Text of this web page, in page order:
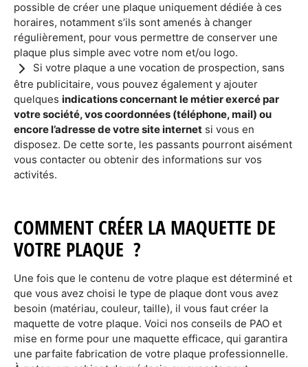
possible de créer une plaque uniquement dédiée à ces
horaires, notamment s’ils sont amenés à changer
régulièrement, pour vous permettre de conserver une
plaque plus simple avec votre nom et/ou logo.
Si votre plaque a une vocation de prospection, sans
être publicitaire, vous pouvez également y ajouter
quelques indications concernant le métier exercé par
votre société, vos coordonnées (téléphone, mail) ou
encore l’adresse de votre site internet si vous en
disposez. De cette sorte, les passants pourront aisément
vous contacter ou obtenir des informations sur vos
activités.
COMMENT CRÉER LA MAQUETTE DE
VOTRE PLAQUE ?
Une fois que le contenu de votre plaque est déterminé et
que vous avez choisi le type de plaque dont vous avez
besoin (matériau, couleur, taille), il vous faut créer la
maquette de votre plaque. Voici nos conseils de PAO et
mise en forme pour une maquette efficace, qui garantira
une parfaite fabrication de votre plaque professionnelle.